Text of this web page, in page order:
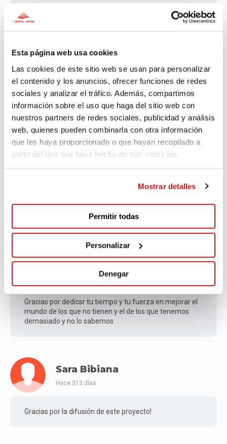
Esta página web usa cookies
Las cookies de este sitio web se usan para personalizar
el contenido y los anuncios, ofrecer funciones de redes
sociales y analizar el tráfico. Además, compartimos
información sobre el uso que haga del sitio web con
nuestros partners de redes sociales, publicidad y análisis
web, quienes pueden combinarla con otra información
que les haya proporcionado o que hayan recopilado a
partir del uso que haya hecho de sus servicios.
Mostrar detalles
Permitir todas
Personalizar
Denegar
Amarna eres increíble! De las mejores creadoras de
contenido que hay.
Lara
Hace 313 días
Lara Olivares manda mucho amor y apoyo . Gracias por
liderar el cambio 🙏🏻🌱
Iñigo
Lara
Gracias por dedicsr tu tiempo y tu fuerza en mejorar el
mundo de los que no tienen y el de los que tenemos
demasiado y no lo sabemos
Sara Bibiana
Hace 313 días
Gracias por la difusión de este proyecto!